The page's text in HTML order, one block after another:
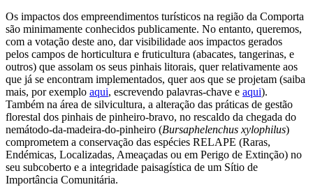
Os impactos dos empreendimentos turísticos na região da Comporta
são minimamente conhecidos publicamente. No entanto, queremos,
com a votação deste ano, dar visibilidade aos impactos gerados
pelos campos de horticultura e fruticultura (abacates, tangerinas, e
outros) que assolam os seus pinhais litorais, quer relativamente aos
que já se encontram implementados, quer aos que se projetam (saiba
mais, por exemplo aqui, escrevendo palavras-chave e aqui).
Também na área de silvicultura, a alteração das práticas de gestão
florestal dos pinhais de pinheiro-bravo, no rescaldo da chegada do
nemátodo-da-madeira-do-pinheiro (Bursaphelenchus xylophilus)
comprometem a conservação das espécies RELAPE (Raras,
Endémicas, Localizadas, Ameaçadas ou em Perigo de Extinção) no
seu subcoberto e a integridade paisagística de um Sítio de
Importância Comunitária.